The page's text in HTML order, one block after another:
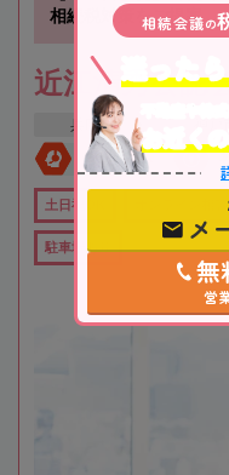
相続税対策をご提案
近江清秀公認
兵庫県
全国対応
土日祝OK オンライン相
駐車場あり
相続会議の
不動産や株
お近く
メ
無
営